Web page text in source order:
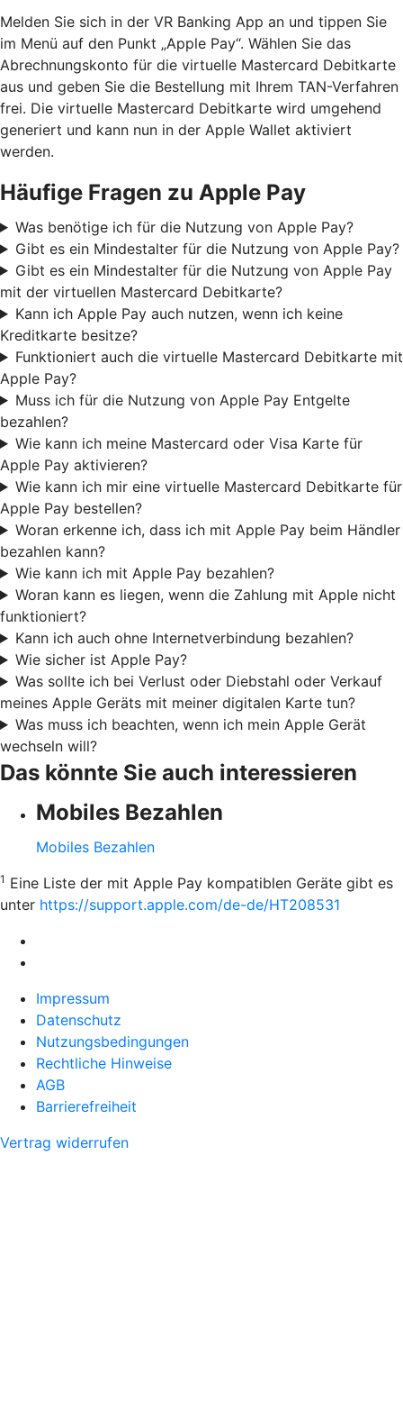
Melden Sie sich in der VR Banking App an und tippen Sie
im Menü auf den Punkt „Apple Pay“. Wählen Sie das
Abrechnungskonto für die virtuelle Mastercard Debitkarte
aus und geben Sie die Bestellung mit Ihrem TAN-Verfahren
frei. Die virtuelle Mastercard Debitkarte wird umgehend
generiert und kann nun in der Apple Wallet aktiviert
werden.
Häufige Fragen zu Apple Pay
Was benötige ich für die Nutzung von Apple Pay?
Gibt es ein Mindestalter für die Nutzung von Apple Pay?
Gibt es ein Mindestalter für die Nutzung von Apple Pay
mit der virtuellen Mastercard Debitkarte?
Kann ich Apple Pay auch nutzen, wenn ich keine
Kreditkarte besitze?
Funktioniert auch die virtuelle Mastercard Debitkarte mit
Apple Pay?
Muss ich für die Nutzung von Apple Pay Entgelte
bezahlen?
Wie kann ich meine Mastercard oder Visa Karte für
Apple Pay aktivieren?
Wie kann ich mir eine virtuelle Mastercard Debitkarte für
Apple Pay bestellen?
Woran erkenne ich, dass ich mit Apple Pay beim Händler
bezahlen kann?
Wie kann ich mit Apple Pay bezahlen?
Woran kann es liegen, wenn die Zahlung mit Apple nicht
funktioniert?
Kann ich auch ohne Internetverbindung bezahlen?
Wie sicher ist Apple Pay?
Was sollte ich bei Verlust oder Diebstahl oder Verkauf
meines Apple Geräts mit meiner digitalen Karte tun?
Was muss ich beachten, wenn ich mein Apple Gerät
wechseln will?
Das könnte Sie auch interessieren
Mobiles Bezahlen
Mobiles Bezahlen
1 Eine Liste der mit Apple Pay kompatiblen Geräte gibt es
unter https://support.apple.com/de-de/HT208531
Impressum
Datenschutz
Nutzungsbedingungen
Rechtliche Hinweise
AGB
Barrierefreiheit
Vertrag widerrufen